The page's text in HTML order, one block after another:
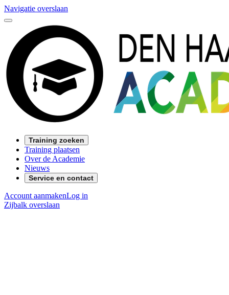
Navigatie overslaan
Training zoeken
Training plaatsen
Over de Academie
Nieuws
Service en contact
Account aanmakenLog in
Zijbalk overslaan